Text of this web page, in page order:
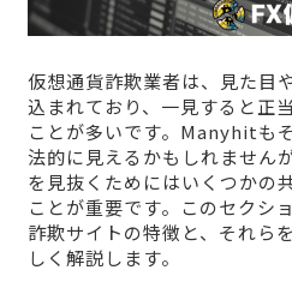
仮想通貨詐欺業者は、見た目
込まれており、一見すると正
ことが多いです。Manyhitも
法的に見えるかもしれません
を見抜くためにはいくつかの
ことが重要です。このセクシ
詐欺サイトの特徴と、それら
しく解説します。